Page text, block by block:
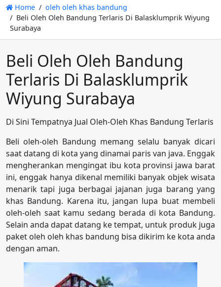
Home
oleh oleh khas bandung
Beli Oleh Oleh Bandung Terlaris Di Balasklumprik Wiyung
Surabaya
Beli Oleh Oleh Bandung
Terlaris Di Balasklumprik
Wiyung Surabaya
Di Sini Tempatnya Jual Oleh-Oleh Khas Bandung Terlaris
Beli oleh-oleh Bandung memang selalu banyak dicari
saat datang di kota yang dinamai paris van java. Enggak
mengherankan mengingat ibu kota provinsi jawa barat
ini, enggak hanya dikenal memiliki banyak objek wisata
menarik tapi juga berbagai jajanan juga barang yang
khas Bandung. Karena itu, jangan lupa buat membeli
oleh-oleh saat kamu sedang berada di kota Bandung.
Selain anda dapat datang ke tempat, untuk produk juga
paket oleh oleh khas bandung bisa dikirim ke kota anda
dengan aman.